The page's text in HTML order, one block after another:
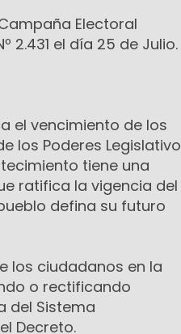
Electoral
2.431 el día 25 de Julio.
el vencimiento de los
los Poderes Legislativo
tiene una
ratifica la vigencia del
defina su futuro
los ciudadanos en la
o rectificando
del Sistema
Decreto.